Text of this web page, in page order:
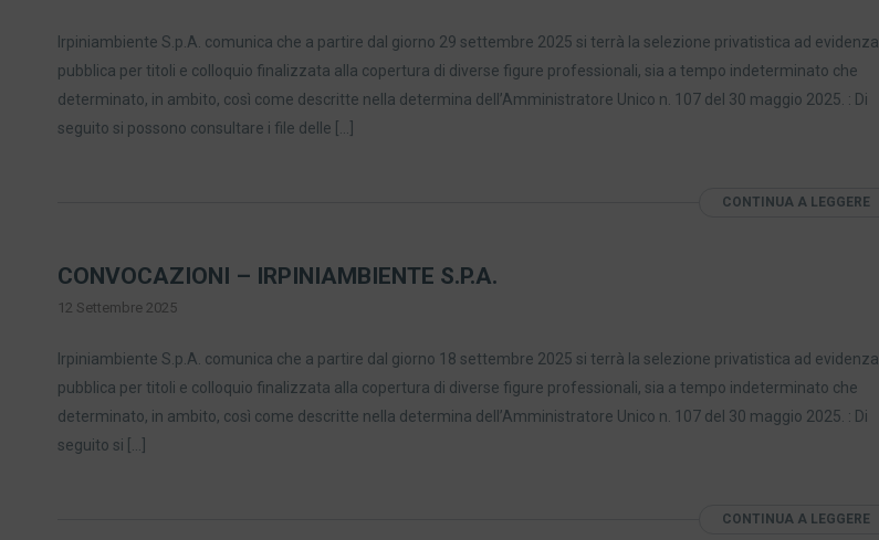
Irpiniambiente S.p.A. comunica che a partire dal giorno 29 settembre 2025 si terrà la selezione privatistica ad evidenza
pubblica per titoli e colloquio finalizzata alla copertura di diverse figure professionali, sia a tempo indeterminato che
determinato, in ambito, così come descritte nella determina dell’Amministratore Unico n. 107 del 30 maggio 2025. : Di
seguito si possono consultare i file delle […]
CONTINUA A LEGGERE
CONVOCAZIONI – IRPINIAMBIENTE S.P.A.
12 Settembre 2025
Irpiniambiente S.p.A. comunica che a partire dal giorno 18 settembre 2025 si terrà la selezione privatistica ad evidenza
pubblica per titoli e colloquio finalizzata alla copertura di diverse figure professionali, sia a tempo indeterminato che
determinato, in ambito, così come descritte nella determina dell’Amministratore Unico n. 107 del 30 maggio 2025. : Di
seguito si […]
CONTINUA A LEGGERE